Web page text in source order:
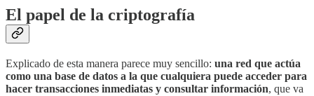
El papel de la criptografía
Explicado de esta manera parece muy sencillo: una red que actúa
como una base de datos a la que cualquiera puede acceder para
hacer transacciones inmediatas y consultar información, que va